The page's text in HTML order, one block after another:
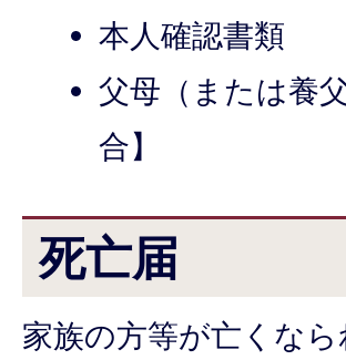
本人確認書類
父母（または養
合】
死亡届
家族の方等が亡くな